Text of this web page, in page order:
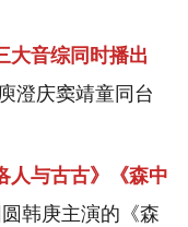
大音综同时播出
澄庆窦靖童同台
人与古古》《森中
韩庚主演的《森